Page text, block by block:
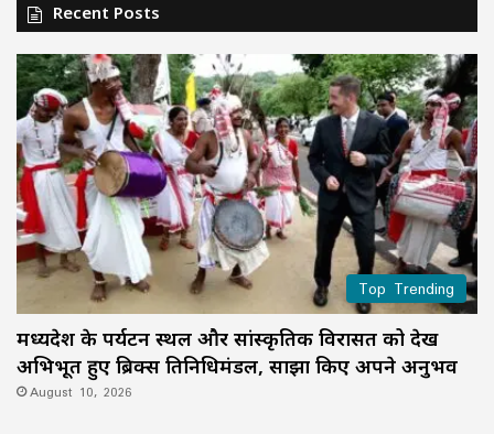
Recent Posts
Top Trending
मध्यप्रदेश के पर्यटन स्थल और सांस्कृतिक विरासत को देख
अभिभूत हुए ब्रिक्स प्रतिनिधिमंडल, साझा किए अपने अनुभव
August 10, 2026